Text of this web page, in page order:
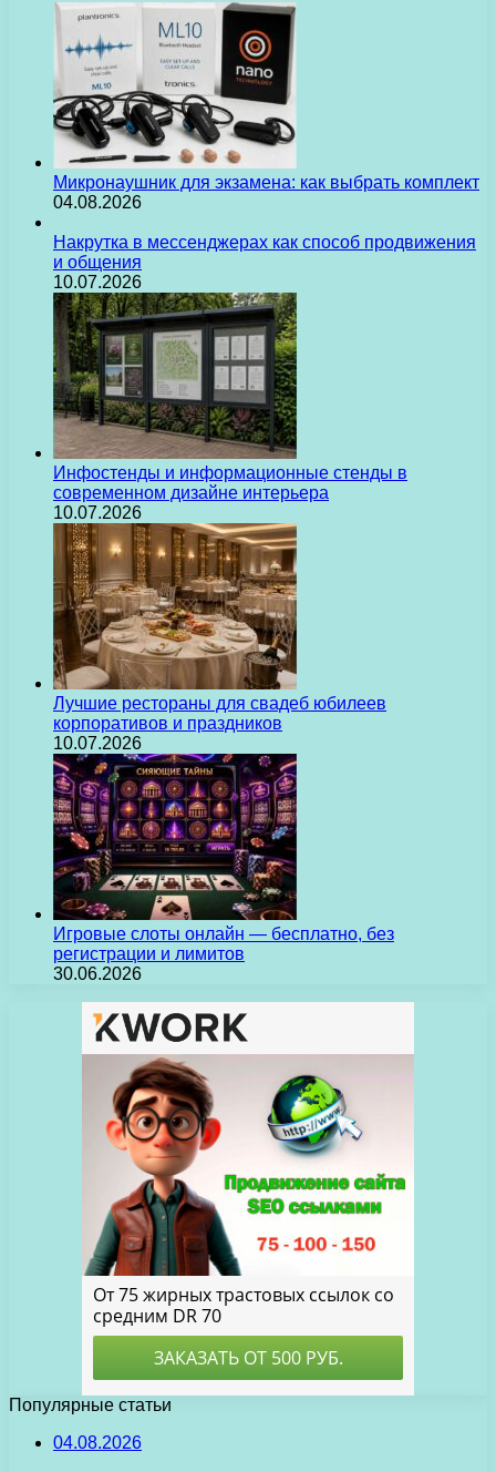
Микронаушник для экзамена: как выбрать комплект
04.08.2026
Накрутка в мессенджерах как способ продвижения
и общения
10.07.2026
Инфостенды и информационные стенды в
современном дизайне интерьера
10.07.2026
Лучшие рестораны для свадеб юбилеев
корпоративов и праздников
10.07.2026
Игровые слоты онлайн — бесплатно, без
регистрации и лимитов
30.06.2026
Популярные статьи
04.08.2026